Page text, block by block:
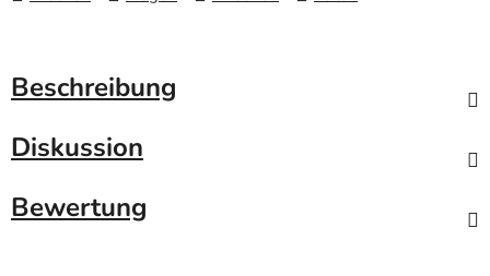
Beschreibung
Diskussion
Bewertung